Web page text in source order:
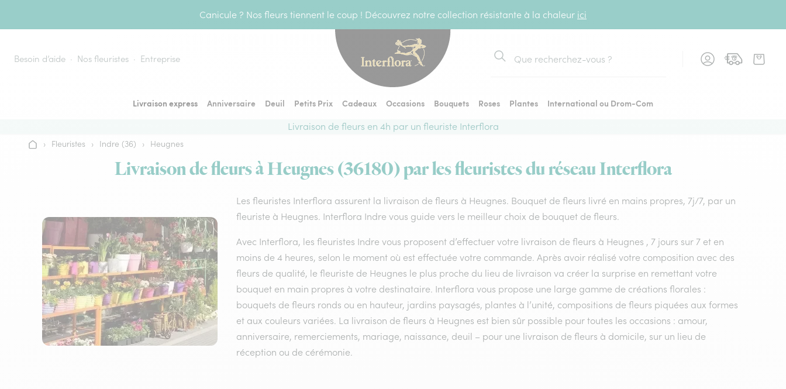
Canicule ? Nos fleurs tiennent le coup ! Découvrez notre collection résistante à la chaleur ici
Besoin d’aide Nos fleuristes Entreprise
Rechercher
Livraison express Anniversaire Deuil Petits Prix Cadeaux Occasions Bouquets Roses Plantes
International ou Drom-Com
Livraison de fleurs en 4h par un fleuriste Interflora
Accueil
› Fleuristes › Indre (36) › Heugnes
Livraison de fleurs à Heugnes (36180) par les fleuristes du réseau Interflora
Les fleuristes Interflora assurent la livraison de fleurs à Heugnes. Bouquet de fleurs livré en mains propres, 7j/7, par un
fleuriste à Heugnes. Interflora Indre vous guide vers le meilleur choix de bouquet de fleurs.
Avec Interflora, les fleuristes Indre vous proposent d’effectuer votre livraison de fleurs à Heugnes , 7 jours sur 7 et en
moins de 4 heures, selon le moment où est effectuée votre commande. Après avoir réalisé votre composition avec des
fleurs de qualité, le fleuriste de Heugnes le plus proche du lieu de livraison va créer la surprise en remettant votre
bouquet en main propres à votre destinataire. Interflora vous propose une large gamme de créations florales :
bouquets de fleurs ronds ou en hauteur, jardins paysagés, plantes à l’unité, compositions de fleurs piquées aux formes
et aux couleurs variées. La livraison de fleurs à Heugnes est bien sûr possible pour toutes les occasions : amour,
anniversaire, remerciements, mariage, naissance, deuil – pour une livraison de fleurs à domicile, sur un lieu de
réception ou de cérémonie.